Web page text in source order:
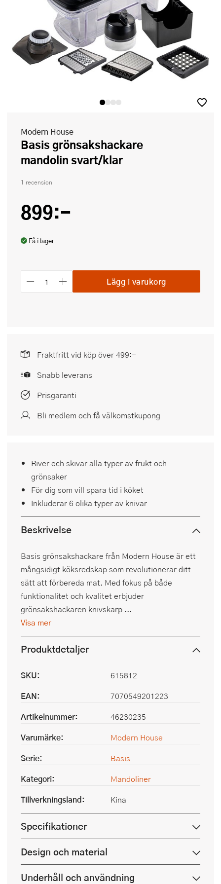
Modern House
Basis grönsakshackare
mandolin svart/klar
1 recension
899:-
Få i lager
Lägg i varukorg
Fraktfritt vid köp över 499:-
Snabb leverans
Prisgaranti
Bli medlem och få välkomstkupong
River och skivar alla typer av frukt och
grönsaker
För dig som vill spara tid i köket
Inkluderar 6 olika typer av knivar
Beskrivelse
Basis grönsakshackare från Modern House är ett
mångsidigt köksredskap som revolutionerar ditt
sätt att förbereda mat. Med fokus på både
funktionalitet och kvalitet erbjuder
grönsakshackaren knivskarp ...
Visa mer
Produktdetaljer
SKU:
615812
EAN:
7070549201223
Artikelnummer:
46230235
Varumärke:
Modern House
Serie:
Basis
Kategori:
Mandoliner
Tillverkningsland:
Kina
Specifikationer
Design och material
Underhåll och användning